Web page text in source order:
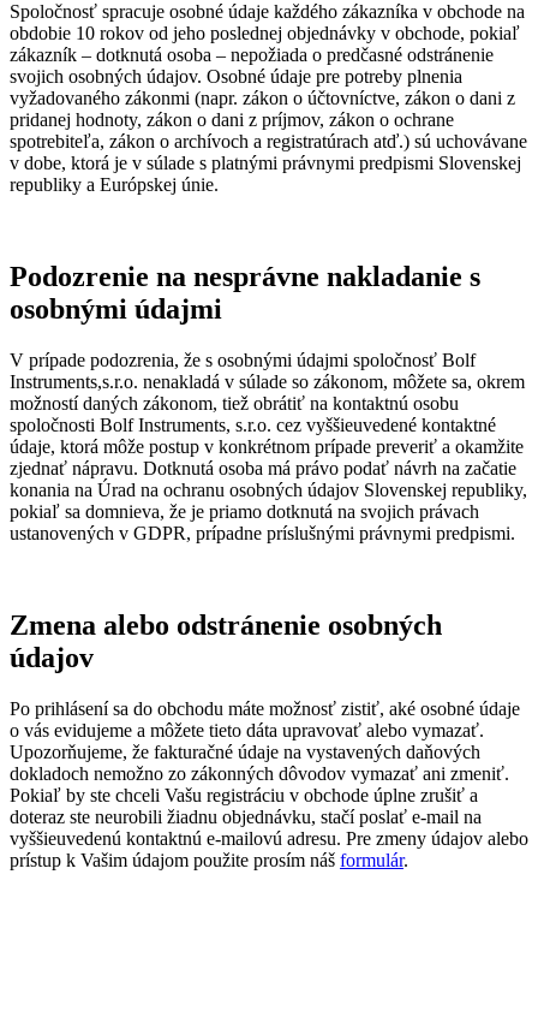
Spoločnosť spracuje osobné údaje každého zákazníka v obchode na
obdobie 10 rokov od jeho poslednej objednávky v obchode, pokiaľ
zákazník – dotknutá osoba – nepožiada o predčasné odstránenie
svojich osobných údajov. Osobné údaje pre potreby plnenia
vyžadovaného zákonmi (napr. zákon o účtovníctve, zákon o dani z
pridanej hodnoty, zákon o dani z príjmov, zákon o ochrane
spotrebiteľa, zákon o archívoch a registratúrach atď.) sú uchovávane
v dobe, ktorá je v súlade s platnými právnymi predpismi Slovenskej
republiky a Európskej únie.
Podozrenie na nesprávne nakladanie s
osobnými údajmi
V prípade podozrenia, že s osobnými údajmi spoločnosť Bolf
Instruments,s.r.o. nenakladá v súlade so zákonom, môžete sa, okrem
možností daných zákonom, tiež obrátiť na kontaktnú osobu
spoločnosti Bolf Instruments, s.r.o. cez vyššieuvedené kontaktné
údaje, ktorá môže postup v konkrétnom prípade preveriť a okamžite
zjednať nápravu. Dotknutá osoba má právo podať návrh na začatie
konania na Úrad na ochranu osobných údajov Slovenskej republiky,
pokiaľ sa domnieva, že je priamo dotknutá na svojich právach
ustanovených v GDPR, prípadne príslušnými právnymi predpismi.
Zmena alebo odstránenie osobných
údajov
Po prihlásení sa do obchodu máte možnosť zistiť, aké osobné údaje
o vás evidujeme a môžete tieto dáta upravovať alebo vymazať.
Upozorňujeme, že fakturačné údaje na vystavených daňových
dokladoch nemožno zo zákonných dôvodov vymazať ani zmeniť.
Pokiaľ by ste chceli Vašu registráciu v obchode úplne zrušiť a
doteraz ste neurobili žiadnu objednávku, stačí poslať e-mail na
vyššieuvedenú kontaktnú e-mailovú adresu. Pre zmeny údajov alebo
prístup k Vašim údajom použite prosím náš formulár.